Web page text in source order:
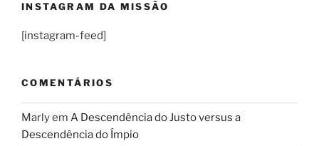
INSTAGRAM DA MISSÃO
[instagram-feed]
COMENTÁRIOS
Marlyem A Descendência do Justo versus a
Descendência do Ímpio